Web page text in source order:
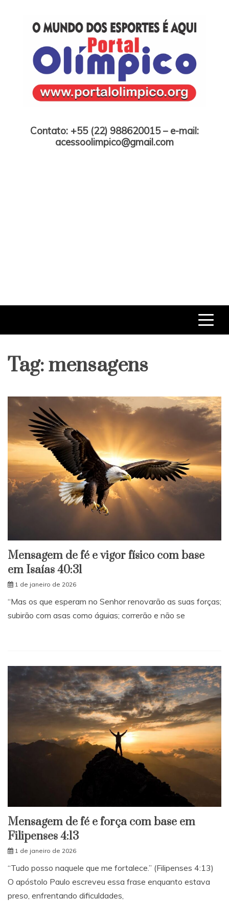
Contato: +55 (22) 988620015 – e-mail:
acessoolimpico@gmail.com
Tag:mensagens
Mensagem de fé e vigor físico com base
em Isaías 40:31
1 de janeiro de 2026
“Mas os que esperam no Senhor renovarão as suas forças;
subirão com asas como águias; correrão e não se
Mensagem de fé e força com base em
Filipenses 4:13
1 de janeiro de 2026
“Tudo posso naquele que me fortalece.” (Filipenses 4:13)
O apóstolo Paulo escreveu essa frase enquanto estava
preso, enfrentando dificuldades,